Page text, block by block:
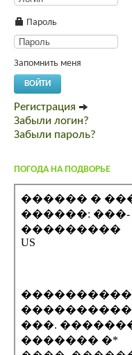
Пароль
Запомнить меня
ВОЙТИ
Регистрация
Забыли логин?
Забыли пароль?
ПОГОДА НА ПОДВОРЬЕ